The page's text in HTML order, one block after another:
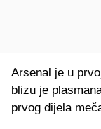
Arsenal je u
blizu je
prvog dijela